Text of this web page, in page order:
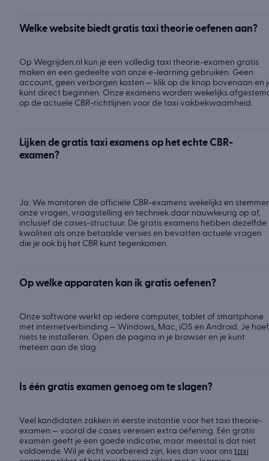
Welke website biedt gratis taxi theorie oefenen aan?
Op Wegrijden.nl kun je een volledig taxi theorie-examen gratis
maken én een gedeelte van onze e-learning gebruiken. Geen
account, geen verborgen kosten — klik op de knop bovenaan en
kunt direct beginnen. Onze examens worden wekelijks
op de actuele CBR-richtlijnen voor de taxi vakbekwaamheid.
Lijken de gratis taxi examens op het echte CBR-
examen?
Ja. We monitoren de officiële CBR-examens wekelijks en
onze vragen, vraagstelling en techniek daar nauwkeurig op af,
inclusief de cases-structuur. De gratis examens hebben dezelfde
kwaliteit als onze betaalde versies en bevatten actuele vragen
die je ook bij het CBR kunt tegenkomen.
Op welke apparaten kan ik gratis oefenen?
Onze software werkt op iedere computer, tablet of smartphone
met internetverbinding — Windows, Mac, iOS en Android. Je
niets te installeren. Open de pagina in je browser en je kunt
meteen aan de slag.
Is één gratis examen genoeg om te slagen?
Veel kandidaten zakken in eerste instantie voor het taxi theorie-
examen — vooral de cases vereisen extra oefening. Eén gratis
examen geeft je een goede indicatie, maar meestal is dat niet
voldoende. Wil je écht voorbereid zijn, kies dan voor ons taxi